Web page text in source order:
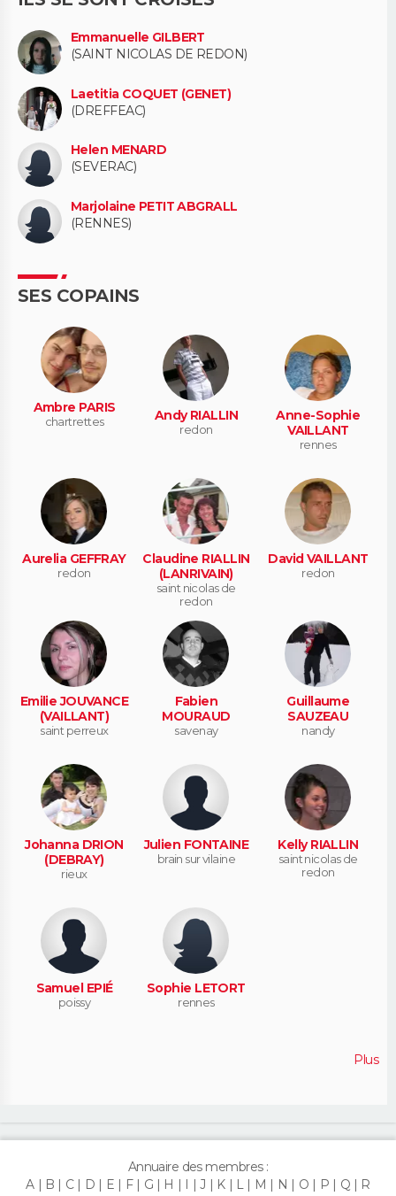
Emmanuelle GILBERT
(SAINT NICOLAS DE REDON)
Laetitia COQUET (GENET)
(DREFFEAC)
Helen MENARD
(SEVERAC)
Marjolaine PETIT ABGRALL
(RENNES)
SES COPAINS
Ambre PARIS
chartrettes Andy RIALLIN
redon
Anne-Sophie
VAILLANT
rennes
Aurelia GEFFRAY
redon
Claudine RIALLIN
(LANRIVAIN)
saint nicolas de
redon
David VAILLANT
redon
Emilie JOUVANCE
(VAILLANT)
saint perreux
Fabien
MOURAUD
savenay
Guillaume
SAUZEAU
nandy
Johanna DRION
(DEBRAY)
rieux
Julien FONTAINE
brain sur vilaine
Kelly RIALLIN
saint nicolas de
redon
Samuel EPIÉ
poissy
Sophie LETORT
rennes
Plus
Annuaire des membres :
A
B C D E F G H J K L M N O P Q
R